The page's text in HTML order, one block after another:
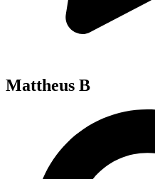
Mattheus B